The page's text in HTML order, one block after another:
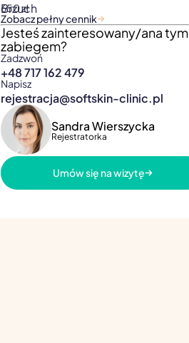
Brzuch
650 zł
Zobacz pełny cennik
Jesteś zainteresowany/ana tym
zabiegem?
Zadzwoń
+48 717 162 479
Napisz
rejestracja@softskin-clinic.pl
Sandra Wierszycka
Rejestratorka
Umów się na wizytę